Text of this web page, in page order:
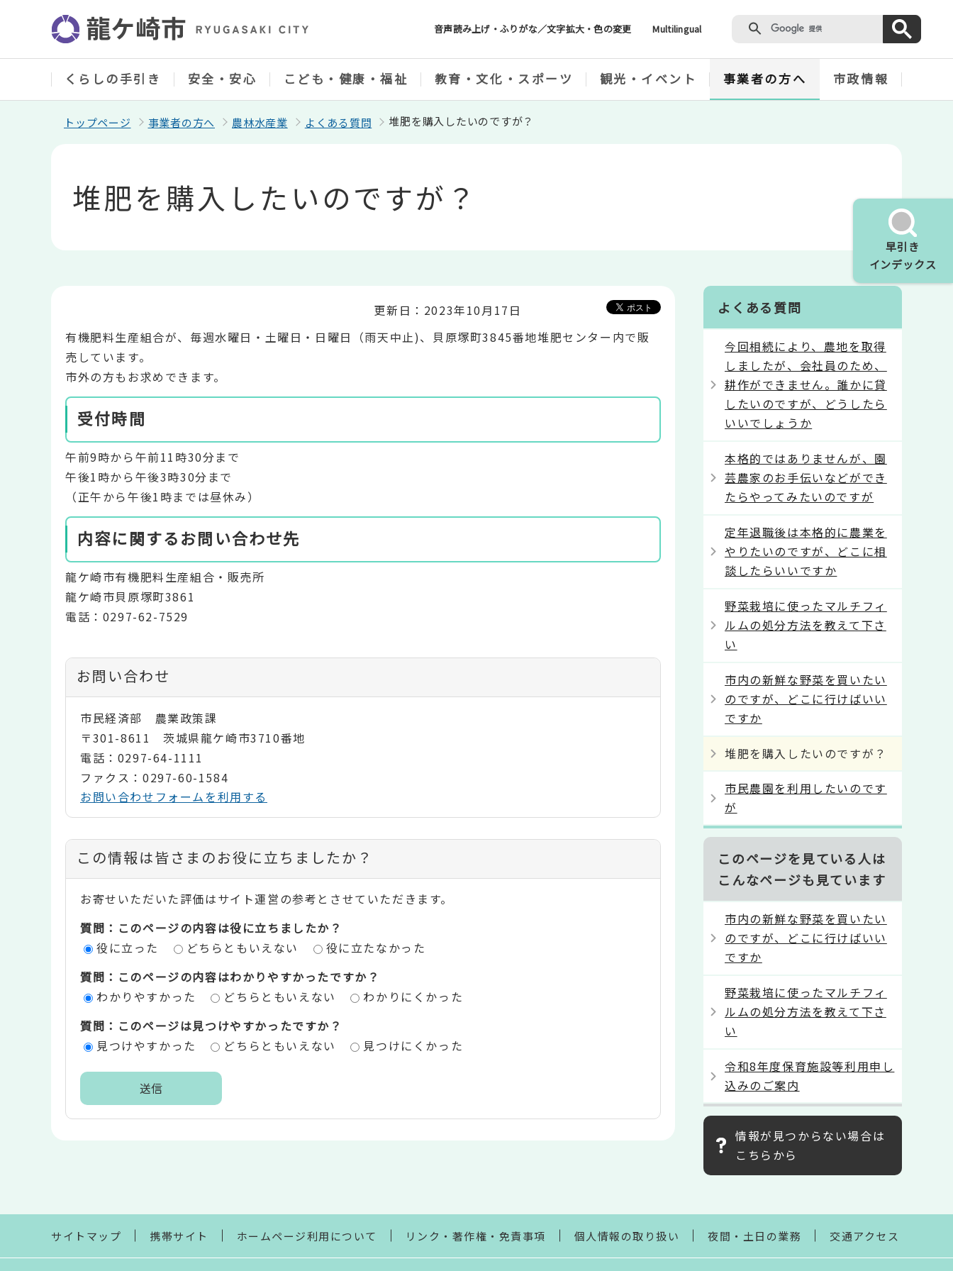
ジ
音声読み上げ・ふりがな／文字拡大・色の変更 Multilingual
早引き
インデックス
くらしの手引き 安全・安心 こども・健康・福祉 教育・文化・スポーツ 観光・イベント 事業者の方へ 市政情報
トップページ 事業者の方へ 農林水産業 よくある質問 堆肥を購入したいのですが？
堆肥を購入したいのですが？
更新日：2023年10月17日
有機肥料生産組合が、毎週水曜日・土曜日・日曜日（雨天中止)、貝原塚町3845番地堆肥センター内で販
売しています。
市外の方もお求めできます。
受付時間
午前9時から午前11時30分まで
午後1時から午後3時30分まで
（正午から午後1時までは昼休み）
内容に関するお問い合わせ先
龍ケ崎市有機肥料生産組合・販売所
龍ケ崎市貝原塚町3861
電話：0297-62-7529
お問い合わせ
市民経済部 農業政策課
〒301-8611 茨城県龍ケ崎市3710番地
電話：0297-64-1111
ファクス：0297-60-1584
お問い合わせフォームを利用する
コ
ン
テ
ン
評
エ
この情報は皆さまのお役に立ちましたか？
お寄せいただいた評価はサイト運営の参考とさせていただきます。
質問：このページの内容は役に立ちましたか？
役に立った
どちらともいえない
役に立たなかった
質問：このページの内容はわかりやすかったですか？
わかりやすかった
どちらともいえない
わかりにくかった
質問：このページは見つけやすかったですか？
見つけやすかった
どちらともいえない 見つけにくかった
よくある質問
今回相続により、農地を取得
しましたが、会社員のため、
耕作ができません。誰かに貸
したいのですが、どうしたら
いいでしょうか
本格的ではありませんが、園
芸農家のお手伝いなどができ
たらやってみたいのですが
定年退職後は本格的に農業を
やりたいのですが、どこに相
談したらいいですか
野菜栽培に使ったマルチフィ
ルムの処分方法を教えて下さ
い
市内の新鮮な野菜を買いたい
のですが、どこに行けばいい
ですか
堆肥を購入したいのですが？
市民農園を利用したいのです
が
このページを見ている人は
こんなページも見ています
市内の新鮮な野菜を買いたい
のですが、どこに行けばいい
ですか
野菜栽培に使ったマルチフィ
ルムの処分方法を教えて下さ
い
令和8年度保育施設等利用申し
込みのご案内
情報が見つからない場合は
こちらから
サイトマップ 携帯サイト ホームページ利用について リンク・著作権・免責事項 個人情報の取り扱い 夜間・土日の業務 交通アクセス